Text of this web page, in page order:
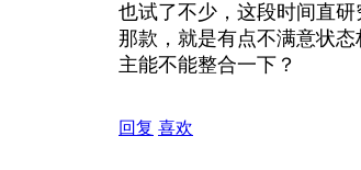
也试了不少，这段时间直
那款，就是有点不满意状
主能不能整合一下？
回复 喜欢